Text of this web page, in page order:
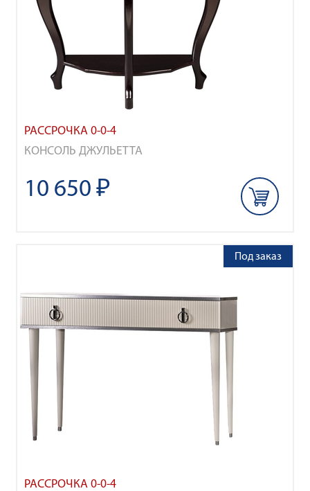
РАССРОЧКА 0-0-4
КОНСОЛЬ ДЖУЛЬЕТТА
10 650 ₽
РАССРОЧКА 0-0-4
Под заказ